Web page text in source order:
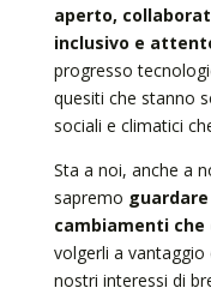
aperto,
inclusivo e
progresso
quesiti che stanno
sociali e climatici
Sta a noi, anche a
sapremo
cambiamenti
volgerli a
nostri interessi di